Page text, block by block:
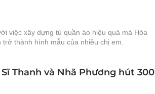
việc xây dựng tủ quần áo hiệu quả mà Hòa
thành hình mẫu của nhiều chị em.
Thanh và Nhã Phương hút 300